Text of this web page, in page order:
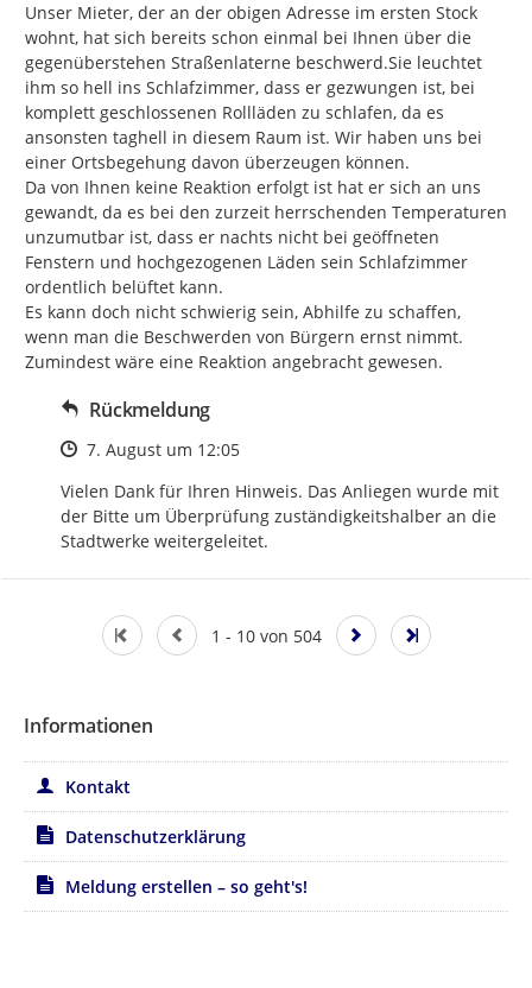
Unser Mieter, der an der obigen Adresse im ersten Stock
wohnt, hat sich bereits schon einmal bei Ihnen über die
gegenüberstehen Straßenlaterne beschwerd.Sie leuchtet
ihm so hell ins Schlafzimmer, dass er gezwungen ist, bei
komplett geschlossenen Rollläden zu schlafen, da es
ansonsten taghell in diesem Raum ist. Wir haben uns bei
einer Ortsbegehung davon überzeugen können.
Da von Ihnen keine Reaktion erfolgt ist hat er sich an uns
gewandt, da es bei den zurzeit herrschenden Temperaturen
unzumutbar ist, dass er nachts nicht bei geöffneten
Fenstern und hochgezogenen Läden sein Schlafzimmer
ordentlich belüftet kann.
Es kann doch nicht schwierig sein, Abhilfe zu schaffen,
wenn man die Beschwerden von Bürgern ernst nimmt.
Zumindest wäre eine Reaktion angebracht gewesen.
Rückmeldung
Zeitpunkt des Erstellens
7. August um 12:05
Vielen Dank für Ihren Hinweis. Das Anliegen wurde mit
der Bitte um Überprüfung zuständigkeitshalber an die
Stadtwerke weitergeleitet.
1 - 10 von 504
Informationen
Kontakt
Datenschutzerklärung
Meldung erstellen – so geht's!